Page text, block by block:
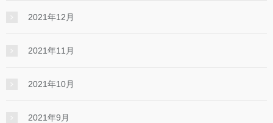
2021年12月
2021年11月
2021年10月
2021年9月